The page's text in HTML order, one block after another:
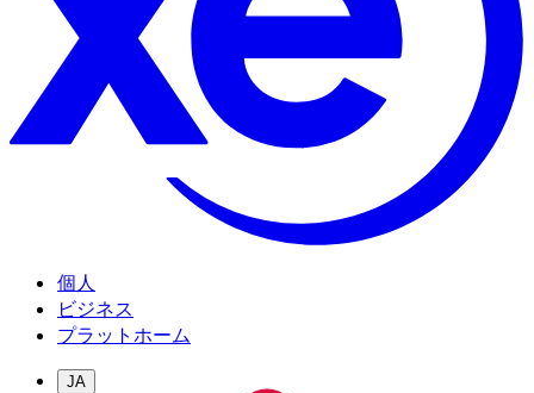
個人
ビジネス
プラットホーム
JA